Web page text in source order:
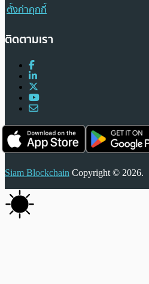
ตั้งค่าคุกกี้
ติดตามเรา
Siam Blockchain Copyright © 2026.